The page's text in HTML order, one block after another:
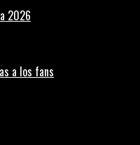
2026
a los fans